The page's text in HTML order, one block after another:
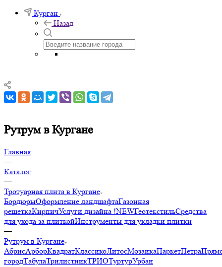
Курган
Назад
Рутрум в Кургане
Главная
—
Каталог
—
Тротуарная плита в Кургане
БордюрыОформление ландшафтаГазонная
решеткаКирпичУслуги дизайна !NEWГеотекстильСредства
для ухода за плиткойИнструменты для укладки плитки
—
Рутрум в Кургане
АбрисАрборКвадратКлассикоЛитосМозаикаПаркетПетра
городТабулаТрилистникТРИОТуртурУрбан